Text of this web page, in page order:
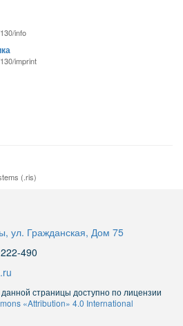
info
imprint
(.ris)
ул. Гражданская, Дом 75
490
страницы доступно по лицензии
«Attribution» 4.0 International